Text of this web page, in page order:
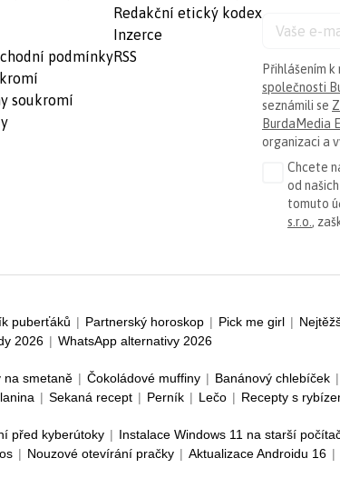
podmínky
soukromí
Redakční etický kodex
Inzerce
RSS
Přihlášením
společnosti
seznámili se
BurdaMedia
organizaci a
Chcete
od
tomuto
s.r.o. ,
puberťáků | Partnerský horoskop | Pick me girl |
2026 | WhatsApp alternativy 2026
na smetaně | Čokoládové muffiny | Banánový chlebíček |
| Sekaná recept | Perník | Lečo | Recepty s
před kyberútoky | Instalace Windows 11 na starší
| Nouzové otevírání pračky | Aktualizace Androidu 16 |